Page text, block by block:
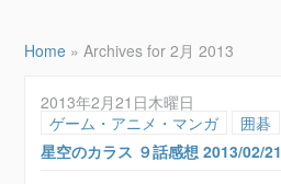
Home »Archives for 2月 2013
2013年2月21日木曜日
ゲーム・アニメ・マンガ
囲碁
星空のカラス ９話感想 2013/02/21